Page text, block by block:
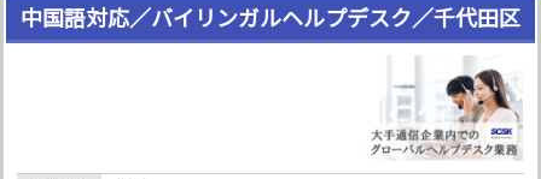
中国語対応／バイリンガルヘルプデスク／千代田区